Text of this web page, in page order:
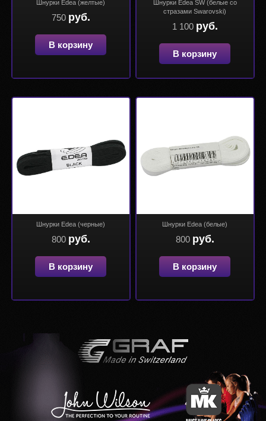
Шнурки Edea (желтые)
750 руб.
В корзину
Шнурки Edea SW (белые со
стразами Swarovski)
1 100 руб.
В корзину
Шнурки Edea (черные)
800 руб.
В корзину
Шнурки Edea (белые)
800 руб.
В корзину